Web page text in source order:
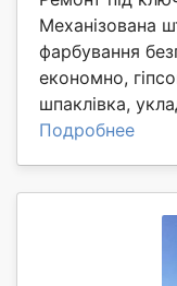
Механізована
фарбування
економно,
шпаклівка,
Подробнее